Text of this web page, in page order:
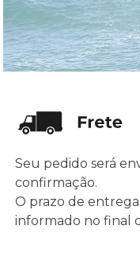
Seu pedido será
confirmação.
O prazo de entrega
informado no final